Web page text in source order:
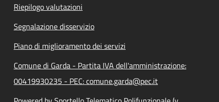
Riepilogo valutazioni
Segnalazione disservizio
Piano di miglioramento dei servizi
Comune di Garda - Partita IVA dell'amministrazione:
00419930235 - PEC: comune.garda@pec.it